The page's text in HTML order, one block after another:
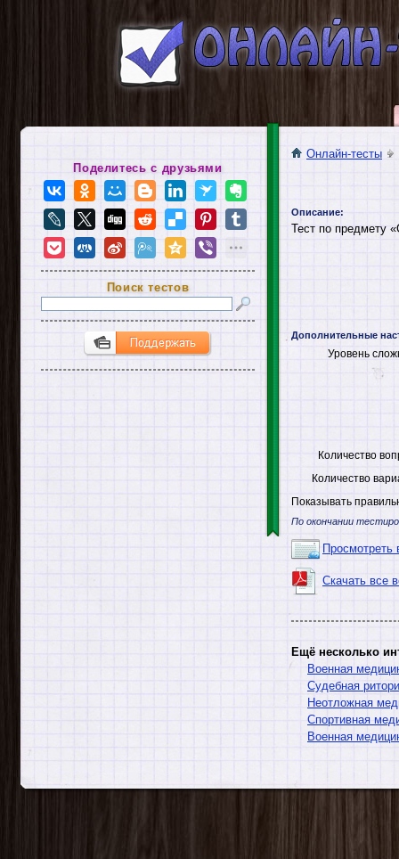
Онлайн-тесты
Описание:
Тест по предмету
Дополнительные
Уровень
Количество
Количество
Показывать
По окончании
Просмотреть
Скачать все
Ещё несколько
Военная
Судебная
Неотложная
Спортивная
Военная
Поделитесь с друзьями
Поиск тестов